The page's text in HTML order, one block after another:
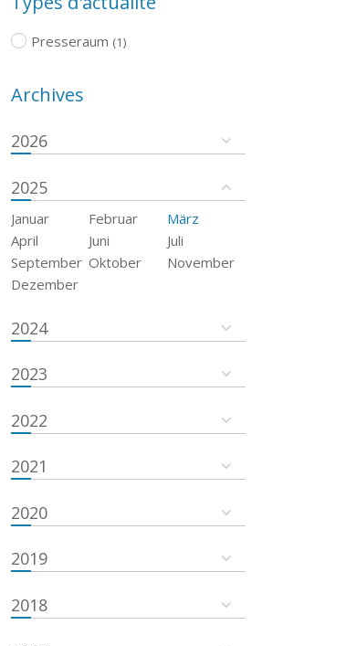
Presseraum (1)
Archives
2026
2025
Januar Februar
März
April
Juni
Juli
September Oktober
November
Dezember
2024
2023
2022
2021
2020
2019
2018